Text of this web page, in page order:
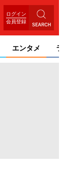
ログイン
会員登録
エンタメ